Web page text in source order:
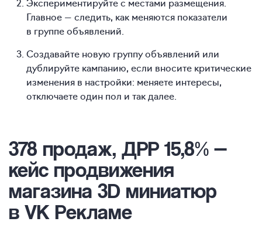
Главное — следить, как меняются показатели
в группе объявлений.
Создавайте новую группу объявлений или
дублируйте кампанию, если вносите критические
изменения в настройки: меняете интересы,
отключаете один пол и так далее.
378 продаж, ДРР 15,8% —
кейс продвижения
магазина 3D миниатюр
в VK Рекламе